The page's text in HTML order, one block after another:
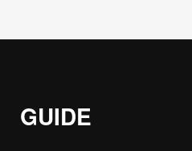
GUIDE